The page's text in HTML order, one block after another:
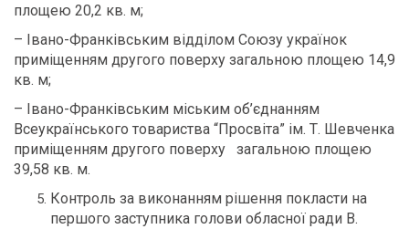
площею 20,2 кв. м;
– Івано-Франківським відділом Союзу українок
приміщенням другого поверху загальною площею 14,9
кв. м;
– Івано-Франківським міським об’єднанням
Всеукраїнського товариства “Просвіта” ім. Т. Шевченка
приміщенням другого поверху загальною площею
39,58 кв. м.
Контроль за виконанням рішення покласти на
першого заступника голови обласної ради В.